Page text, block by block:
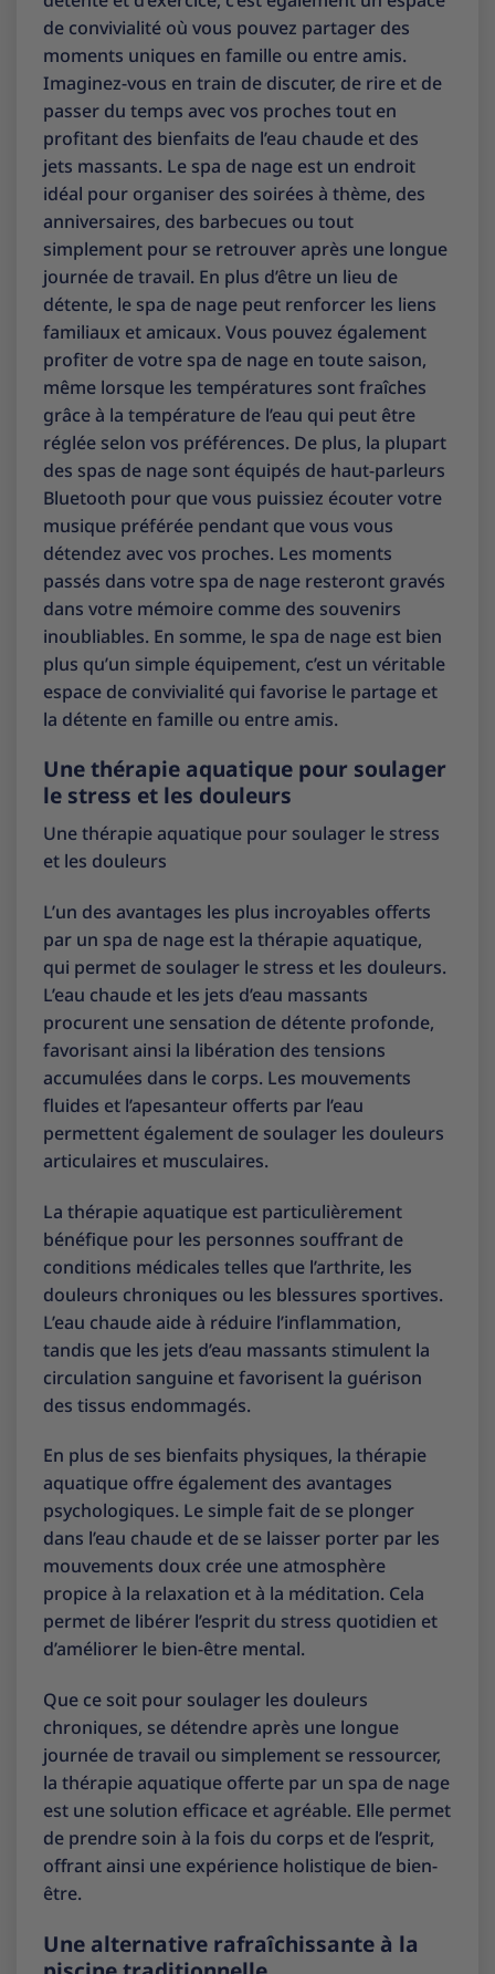
de convivialité où vous pouvez partager des
moments uniques en famille ou entre amis.
Imaginez-vous en train de discuter, de rire et de
passer du temps avec vos proches tout en
profitant des bienfaits de l’eau chaude et des
jets massants. Le spa de nage est un endroit
idéal pour organiser des soirées à thème, des
anniversaires, des barbecues ou tout
simplement pour se retrouver après une longue
journée de travail. En plus d’être un lieu de
détente, le spa de nage peut renforcer les liens
familiaux et amicaux. Vous pouvez également
profiter de votre spa de nage en toute saison,
même lorsque les températures sont fraîches
grâce à la température de l’eau qui peut être
réglée selon vos préférences. De plus, la plupart
des spas de nage sont équipés de haut-parleurs
Bluetooth pour que vous puissiez écouter votre
musique préférée pendant que vous vous
détendez avec vos proches. Les moments
passés dans votre spa de nage resteront gravés
dans votre mémoire comme des souvenirs
inoubliables. En somme, le spa de nage est bien
plus qu’un simple équipement, c’est un véritable
espace de convivialité qui favorise le partage et
la détente en famille ou entre amis.
Une thérapie aquatique pour soulager
le stress et les douleurs
Une thérapie aquatique pour soulager le stress
et les douleurs
L’un des avantages les plus incroyables offerts
par un spa de nage est la thérapie aquatique,
qui permet de soulager le stress et les douleurs.
L’eau chaude et les jets d’eau massants
procurent une sensation de détente profonde,
favorisant ainsi la libération des tensions
accumulées dans le corps. Les mouvements
fluides et l’apesanteur offerts par l’eau
permettent également de soulager les douleurs
articulaires et musculaires.
La thérapie aquatique est particulièrement
bénéfique pour les personnes souffrant de
conditions médicales telles que l’arthrite, les
douleurs chroniques ou les blessures sportives.
L’eau chaude aide à réduire l’inflammation,
tandis que les jets d’eau massants stimulent la
circulation sanguine et favorisent la guérison
des tissus endommagés.
En plus de ses bienfaits physiques, la thérapie
aquatique offre également des avantages
psychologiques. Le simple fait de se plonger
dans l’eau chaude et de se laisser porter par les
mouvements doux crée une atmosphère
propice à la relaxation et à la méditation. Cela
permet de libérer l’esprit du stress quotidien et
d’améliorer le bien-être mental.
Que ce soit pour soulager les douleurs
chroniques, se détendre après une longue
journée de travail ou simplement se ressourcer,
la thérapie aquatique offerte par un spa de nage
est une solution efficace et agréable. Elle permet
de prendre soin à la fois du corps et de l’esprit,
offrant ainsi une expérience holistique de bien-
être.
Une alternative rafraîchissante à la